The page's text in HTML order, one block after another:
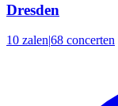
Dresden
10 zalen|68 concerten